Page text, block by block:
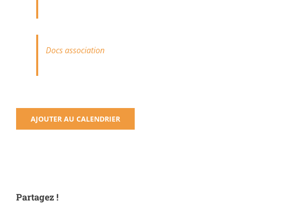
Docs association
AJOUTER AU CALENDRIER
Partagez !